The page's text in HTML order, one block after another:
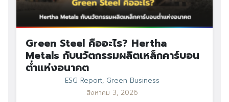
Green Steel คืออะไร? Hertha
Metals กับนวัตกรรมผลิตเหล็กคาร์บอน
ต่ำแห่งอนาคต
ESG Report, Green Business
สิงหาคม 3, 2026